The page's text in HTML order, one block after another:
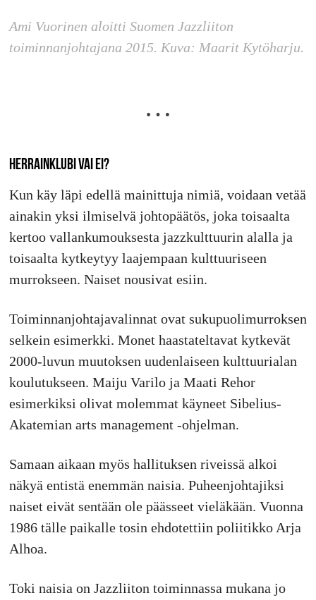
Ami Vuorinen aloitti Suomen Jazzliiton
toiminnanjohtajana 2015. Kuva: Maarit Kytöharju.
HERRAINKLUBI VAI EI?
Kun käy läpi edellä mainittuja nimiä, voidaan vetää
ainakin yksi ilmiselvä johtopäätös, joka toisaalta
kertoo vallankumouksesta jazzkulttuurin alalla ja
toisaalta kytkeytyy laajempaan kulttuuriseen
murrokseen. Naiset nousivat esiin.
Toiminnanjohtajavalinnat ovat sukupuolimurroksen
selkein esimerkki. Monet haastateltavat kytkevät
2000-luvun muutoksen uudenlaiseen kulttuurialan
koulutukseen. Maiju Varilo ja Maati Rehor
esimerkiksi olivat molemmat käyneet Sibelius-
Akatemian arts management -ohjelman.
Samaan aikaan myös hallituksen riveissä alkoi
näkyä entistä enemmän naisia. Puheenjohtajiksi
naiset eivät sentään ole päässeet vieläkään. Vuonna
1986 tälle paikalle tosin ehdotettiin poliitikko Arja
Alhoa.
Toki naisia on Jazzliiton toiminnassa mukana jo